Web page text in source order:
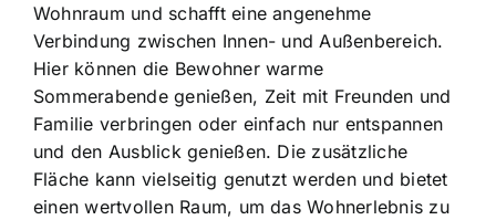
Wohnraum und schafft eine angenehme
Verbindung zwischen Innen- und Außenbereich.
Hier können die Bewohner warme
Sommerabende genießen, Zeit mit Freunden und
Familie verbringen oder einfach nur entspannen
und den Ausblick genießen. Die zusätzliche
Fläche kann vielseitig genutzt werden und bietet
einen wertvollen Raum, um das Wohnerlebnis zu